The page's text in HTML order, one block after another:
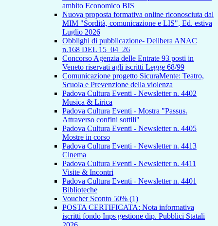
ambito Economico BIS
Nuova proposta formativa online riconosciuta dal
MIM "Sordità, comunicazione e LIS", Ed. estiva
Luglio 2026
Obblighi di pubblicazione- Delibera ANAC
n.168 DEL 15_04_26
Concorso Agenzia delle Entrate 93 posti in
Veneto riservati agli iscritti Legge 68/99
Comunicazione progetto SicuraMente: Teatro,
Scuola e Prevenzione della violenza
Padova Cultura Eventi - Newsletter n. 4402
Musica & Lirica
Padova Cultura Eventi - Mostra "Passus.
Attraverso confini sottili"
Padova Cultura Eventi - Newsletter n. 4405
Mostre in corso
Padova Cultura Eventi - Newsletter n. 4413
Cinema
Padova Cultura Eventi - Newsletter n. 4411
Visite & Incontri
Padova Cultura Eventi - Newsletter n. 4401
Biblioteche
Voucher Sconto 50% (1)
POSTA CERTIFICATA: Nota informativa
iscritti fondo Inps gestione dip. Pubblici Statali